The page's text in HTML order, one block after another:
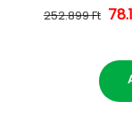
252.899 Ft